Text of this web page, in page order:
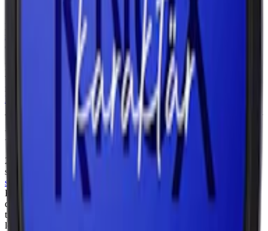
Snuset Knox Karaktär Purple är en white portion, vilket innebär att
prillan är något torrare på ytan jämfört med insidan. Detta ger ett
som rinner mindre och ger en jämn release av smak och nikotin
En dosa innehåller 22 prillor, med en totalvikt på 19,2 gram och en
vikt per prilla på 0,87 gram. Nikotinet per prilla uppgår till 10,5
milligram, vilket motsvarar en total nikotinhalt på 1,2 %. Ett starkare
Knox snus
Information om varumärket Knox
2006 lanserade Skruf Snus AB
det numera klassiska snuset Knox
snus. Sedan start har fokus för varumärket Knox varit att skapa ett
snus
som balanserar mellan tradition och nytänkande. Knox
Karaktär har smaker som bygger på tobak och bär medan snus som
den starka
Knox Extra Stark White Portion
fullt ut bygger på
traditionell tobakssmak. Totalt finns
lössnus.